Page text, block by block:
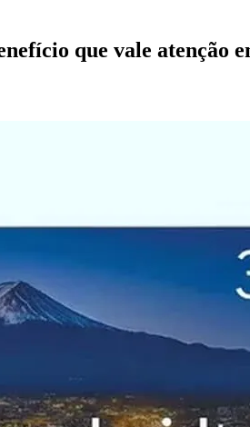
que vale atenção